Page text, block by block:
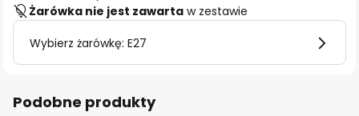
Żarówka nie jest zawarta w zestawie
Wybierz żarówkę: E27
Podobne produkty